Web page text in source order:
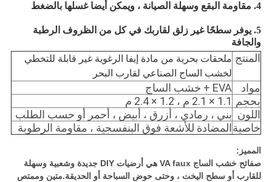
4. مقاومة البقع وسهلة الصيانة ، ويمكن أيضا غسلها بالضغط
5. يوفر سطحًا غير زلق لقاربك في كل من الظروف الرطبة
والجافة
المنتج ملحقات بحرية من مادة إيفا الرغوية غير قابلة للتخطي
لخشب الساج الصناعي لقارب البحر
مواد
EVA + خشب الساج
بحجم 1.1 × 2.1 م ، 1.2 × 2.4 م
اللون بني ، رمادي ، أزرق ، أبيض ، أحمر أو حسب الطلب
خاصيةالمضادة للأشعة فوق البنفسجية ، مقاومة الرطوبة
المميز:
صفائح خشب الساج VA faux هي أرضيات DIY جديدة وشعبية وسهلة
للقارب أو سطح اليخت ، وحتى حوض السباحة أو الحديقة.متين وممتص